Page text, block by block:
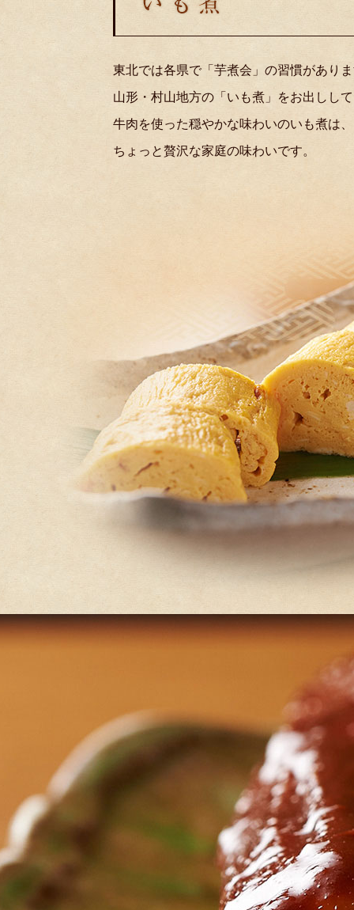
東北では各県で「芋煮会」の習慣があり
山形・村山地方の「いも煮」をお出しし
牛肉を使った穏やかな味わいのいも煮は、
ちょっと贅沢な家庭の味わいです。